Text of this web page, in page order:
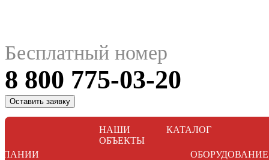
Бесплатный номер
8 800 775-03-20
Оставить заявку
НАШИ
ОБЪЕКТЫ
КАТАЛОГ
ОБОРУДОВАНИЕ